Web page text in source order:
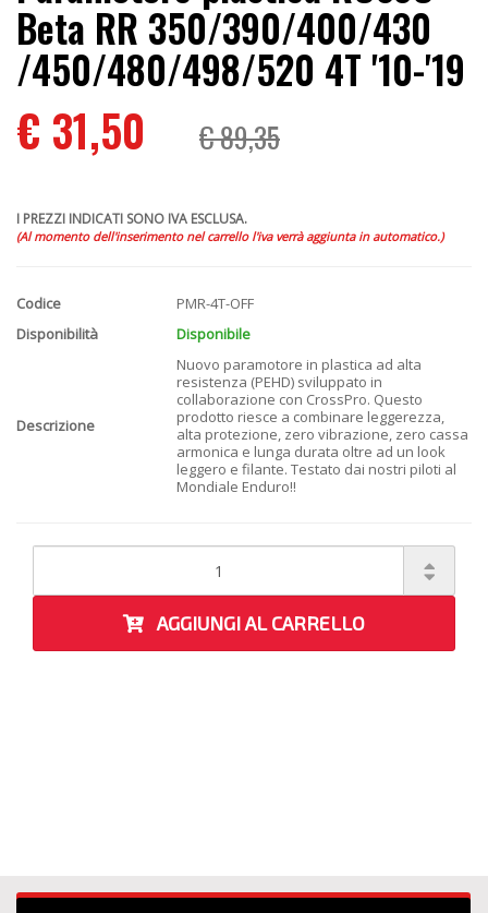
Beta RR 350/390/400/430
/450/480/498/520 4T '10-'19
€ 31,50 € 89,35
I PREZZI INDICATI SONO IVA ESCLUSA.
(Al momento dell'inserimento nel carrello l'iva verrà aggiunta in automatico.)
Codice
PMR-4T-OFF
Disponibilità
Disponibile
Descrizione
Nuovo paramotore in plastica ad alta
resistenza (PEHD) sviluppato in
collaborazione con CrossPro. Questo
prodotto riesce a combinare leggerezza,
alta protezione, zero vibrazione, zero cassa
armonica e lunga durata oltre ad un look
leggero e filante. Testato dai nostri piloti al
Mondiale Enduro!!
AGGIUNGI AL CARRELLO